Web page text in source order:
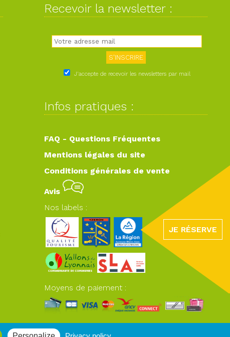
JE RÉSERVE
Recevoir la newsletter :
J'accepte de recevoir les newsletters par mail
Infos pratiques :
FAQ - Questions Fréquentes
Mentions légales du site
Conditions générales de vente
Avis
Nos labels :
Moyens de paiement :